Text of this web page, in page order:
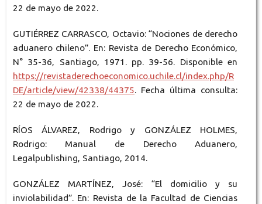
22 de mayo de 2022.
GUTIÉRREZ CARRASCO, Octavio: “Nociones de derecho
aduanero chileno”. En: Revista de Derecho Económico,
N° 35-36, Santiago, 1971. pp. 39-56. Disponible en
https://revistaderechoeconomico.uchile.cl/index.php/R
DE/article/view/42338/44375. Fecha última consulta:
22 de mayo de 2022.
RÍOS ÁLVAREZ, Rodrigo y GONZÁLEZ HOLMES,
Rodrigo: Manual de Derecho Aduanero,
Legalpublishing, Santiago, 2014.
GONZÁLEZ MARTÍNEZ, José: “El domicilio y su
inviolabilidad”. En: Revista de la Facultad de Ciencias